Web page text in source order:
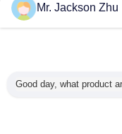
แผ่นฟอย
Mr. Jackson Zhu
Good day, what product